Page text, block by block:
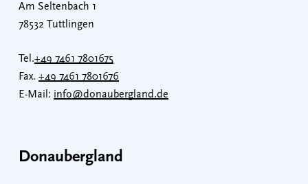
Am Seltenbach 1
78532 Tuttlingen
Tel.+49 7461 7801675
Fax. +49 7461 7801676
E-Mail: info@donaubergland.de
Donaubergland